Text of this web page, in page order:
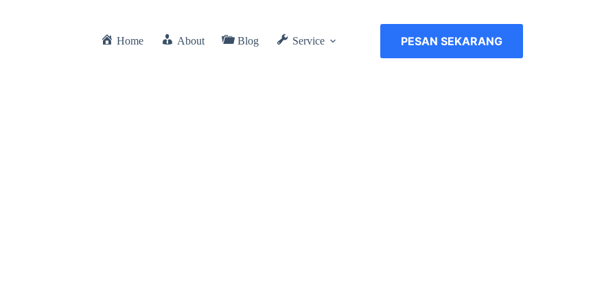
Home
About Blog Service PESAN SEKARANG